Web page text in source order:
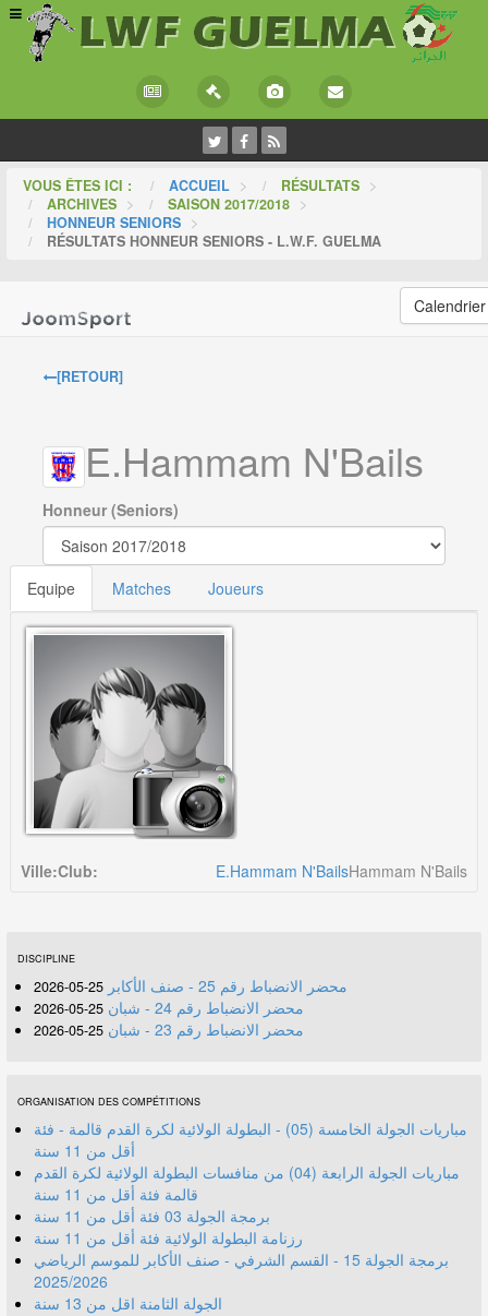
VOUS ÊTES ICI : ACCUEIL > RÉSULTATS >
ARCHIVES > SAISON 2017/2018 >
HONNEUR SENIORS >
RÉSULTATS HONNEUR SENIORS - L.W.F. GUELMA
Calendrier
[RETOUR]
E.Hammam N'Bails
Honneur (Seniors)
Equipe Matches Joueurs
Ville: Hammam N'Bails
Club: E.Hammam N'Bails
DISCIPLINE
محضر الانضباط رقم 25 - صنف الأكابر 25-05-2026
محضر الانضباط رقم 24 - شبان 25-05-2026
محضر الانضباط رقم 23 - شبان 25-05-2026
ORGANISATION DES COMPÉTITIONS
مباريات الجولة الخامسة (05) - البطولة الولائية لكرة القدم قالمة - فئة
أقل من 11 سنة
مباريات الجولة الرابعة (04) من منافسات البطولة الولائية لكرة القدم
قالمة فئة أقل من 11 سنة
برمجة الجولة 03 فئة أقل من 11 سنة
رزنامة البطولة الولائية فئة أقل من 11 سنة
برمجة الجولة 15 - القسم الشرفي - صنف الأكابر للموسم الرياضي
2025/2026
الجولة الثامنة اقل من 13 سنة